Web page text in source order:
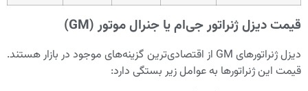
قیمت دیزل ژنراتور جی‌ام یا جنرال موتور (GM)
دیزل ژنراتورهای GM از اقتصادی‌ترین گزینه‌های موجود در بازار هستند.
قیمت این ژنراتورها به عوامل زیر بستگی دارد: